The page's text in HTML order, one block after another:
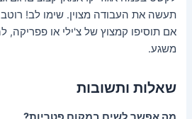
תעשה את העבודה מצוין. שימו לב! רוטב
אם תוסיפו קמצוץ של צ'ילי או פפריקה,
משגע.
שאלות ותשובות